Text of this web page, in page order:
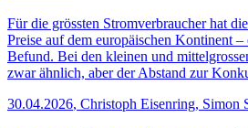
Für die grössten Stromverbraucher hat
Preise auf dem europäischen Kontinent –
Befund. Bei den kleinen und
zwar ähnlich, aber der Abstand zur
30.04.2026, Christoph Eisenring, Simon